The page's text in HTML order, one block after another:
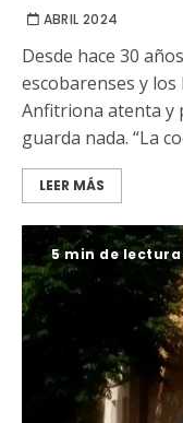
ABRIL 2024
Desde hace 30
escobarenses y los
Anfitriona atenta y
guarda nada. “La
LEER MÁS
5 min de lectura